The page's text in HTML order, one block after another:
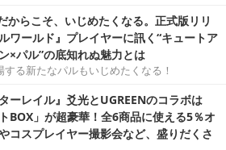
からこそ、いじめたくなる。正式版リリ
ワールド』プレイヤーに訊く“キュートア
×パル”の底知れぬ魅力とは
する新たなパルもいじめたくなる！
ーレイル』爻光とUGREENのコラボは
BOX」が超豪華！全6商品に使える5％オ
コスプレイヤー撮影会など、盛りだくさ